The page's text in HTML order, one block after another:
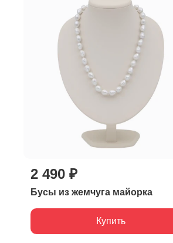
2 490 ₽
Бусы из жемчуга майорка
Купить